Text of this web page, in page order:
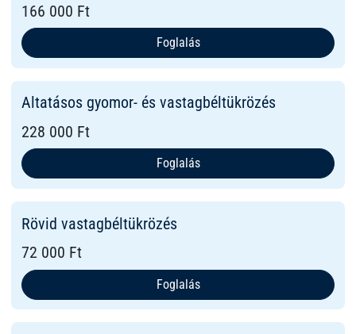
166 000 Ft
Foglalás
Altatásos gyomor- és vastagbéltükrözés
228 000 Ft
Foglalás
Rövid vastagbéltükrözés
72 000 Ft
Foglalás